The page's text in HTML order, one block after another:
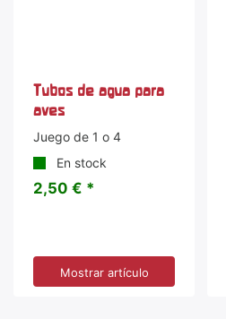
Tubos de agua para
aves
Juego de 1 o 4
En stock
2,50 € *
Mostrar artículo